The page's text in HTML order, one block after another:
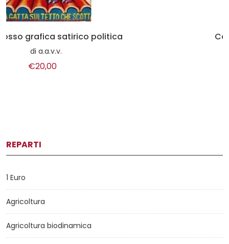
Calligrafia rivista periodica n.6
REPARTI
1 Euro
Agricoltura
Agricoltura biodinamica